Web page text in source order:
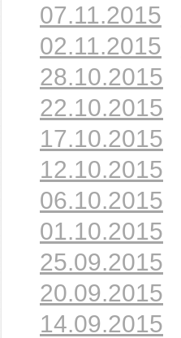
07.11.2015
02.11.2015
28.10.2015
22.10.2015
17.10.2015
12.10.2015
06.10.2015
01.10.2015
25.09.2015
20.09.2015
14.09.2015